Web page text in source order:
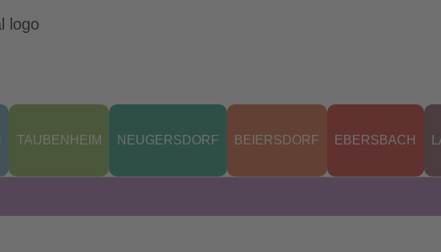
TAUBENHEIM NEUGERSDORF BEIERSDORF EBERSBACH